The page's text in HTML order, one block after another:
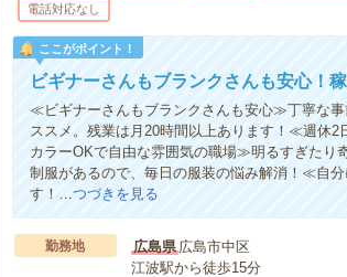
電話対応なし
ここがポイント！
ビギナーさんもブランクさんも安心！
≪ビギナーさんもブランクさんも安心≫丁寧な
ススメ。残業は月20時間以上あります！≪週休
カラーOKで自由な雰囲気の職場≫明るすぎた
制服があるので、毎日の服装の悩み解消！≪自
す！… つづきを見る
勤務地 広島県 広島市中区
江波駅から徒歩15分